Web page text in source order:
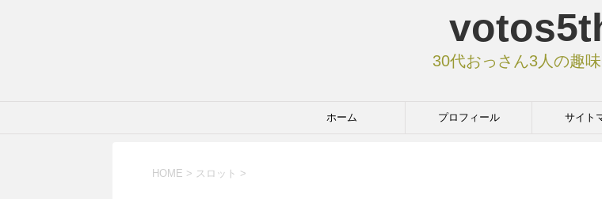
30代おっさん3人の趣
ホーム プロフィール サイト
HOME > スロット >